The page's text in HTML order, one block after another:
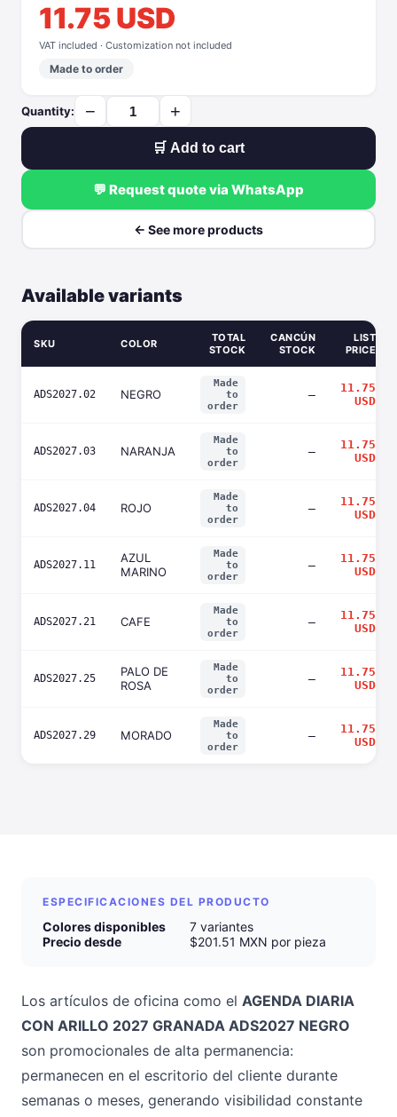
11.75 USD
VAT included · Customization not included
Made to order
Quantity: − +
🛒 Add to cart
💬 Request quote via WhatsApp
← See more products
Available variants
SKU COLOR
TOTAL
STOCK
CANCÚN
STOCK
LIST
PRICE
ADS2027.02 NEGRO
Made
to
order
—
11.75
USD
ADS2027.03 NARANJA
Made
to
order
—
11.75
USD
ADS2027.04 ROJO
Made
to
order
—
11.75
USD
ADS2027.11
AZUL
MARINO
Made
to
order
—
11.75
USD
ADS2027.21 CAFE
Made
to
order
—
11.75
USD
ADS2027.25
PALO DE
ROSA
Made
to
order
—
11.75
USD
ADS2027.29 MORADO
Made
to
order
—
11.75
USD
ESPECIFICACIONES DEL PRODUCTO
Colores disponibles
7 variantes
Precio desde
$201.51 MXN por pieza
Los artículos de oficina como el AGENDA DIARIA
CON ARILLO 2027 GRANADA ADS2027 NEGRO
son promocionales de alta permanencia:
permanecen en el escritorio del cliente durante
semanas o meses, generando visibilidad constante